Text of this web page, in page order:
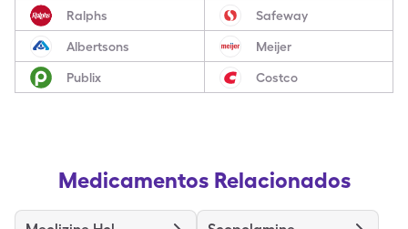
Ralphs Safeway
Albertsons Meijer
Publix Costco
Medicamentos Relacionados